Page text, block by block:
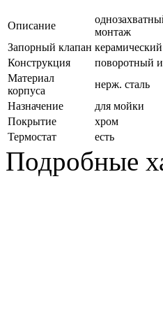
Описание
монтаж
Запорный клапан
Конструкция
поворотный
Материал
корпуса
нерж. сталь
Назначение
для мойки
Покрытие
хром
Термостат
есть
Подробные